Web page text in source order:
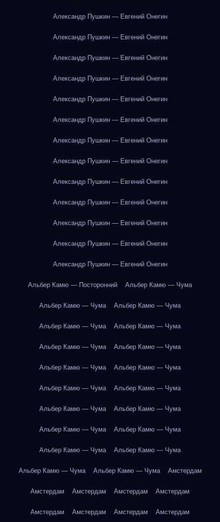
Александр Пушкин — Евгений Онегин
Александр Пушкин — Евгений Онегин
Александр Пушкин — Евгений Онегин
Александр Пушкин — Евгений Онегин
Александр Пушкин — Евгений Онегин
Александр Пушкин — Евгений Онегин
Александр Пушкин — Евгений Онегин
Александр Пушкин — Евгений Онегин
Александр Пушкин — Евгений Онегин
Александр Пушкин — Евгений Онегин
Александр Пушкин — Евгений Онегин
Александр Пушкин — Евгений Онегин
Александр Пушкин — Евгений Онегин
Альбер Камю — Посторонний Альбер Камю — Чума
Альбер Камю — Чума Альбер Камю — Чума
Альбер Камю — Чума Альбер Камю — Чума
Альбер Камю — Чума Альбер Камю — Чума
Альбер Камю — Чума Альбер Камю — Чума
Альбер Камю — Чума Альбер Камю — Чума
Альбер Камю — Чума Альбер Камю — Чума
Альбер Камю — Чума Альбер Камю — Чума
Альбер Камю — Чума Альбер Камю — Чума
Альбер Камю — Чума Альбер Камю — Чума Амстердам
Амстердам Амстердам Амстердам Амстердам
Амстердам Амстердам Амстердам Амстердам